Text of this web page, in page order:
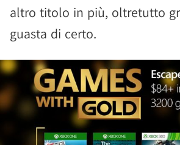
altro titolo in più, oltretutto
guasta di certo.